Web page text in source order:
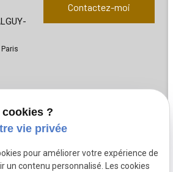
Contactez-moi
Plan du
site
Mentions
légales
cookies ?
vie privée
pour améliorer votre expérience de
un contenu personnalisé. Les cookies